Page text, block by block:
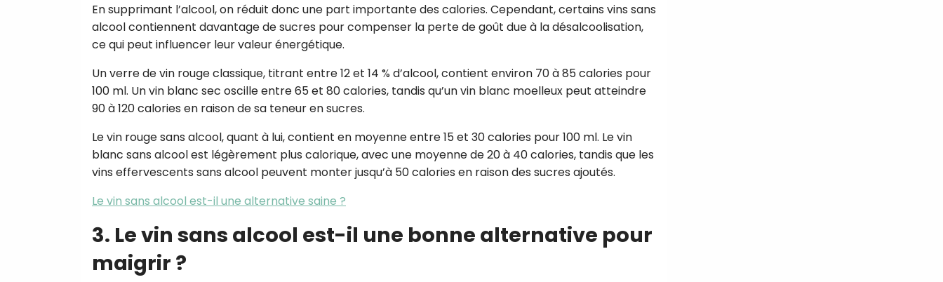
En supprimant l’alcool, on réduit donc une part importante des calories. Cependant, certains vins sans
alcool contiennent davantage de sucres pour compenser la perte de goût due à la désalcoolisation,
ce qui peut influencer leur valeur énergétique.
Un verre de vin rouge classique, titrant entre 12 et 14 % d’alcool, contient environ 70 à 85 calories pour
100 ml. Un vin blanc sec oscille entre 65 et 80 calories, tandis qu’un vin blanc moelleux peut atteindre
90 à 120 calories en raison de sa teneur en sucres.
Le vin rouge sans alcool, quant à lui, contient en moyenne entre 15 et 30 calories pour 100 ml. Le vin
blanc sans alcool est légèrement plus calorique, avec une moyenne de 20 à 40 calories, tandis que les
vins effervescents sans alcool peuvent monter jusqu’à 50 calories en raison des sucres ajoutés.
Le vin sans alcool est-il une alternative saine ?
3. Le vin sans alcool est-il une bonne alternative pour
maigrir ?